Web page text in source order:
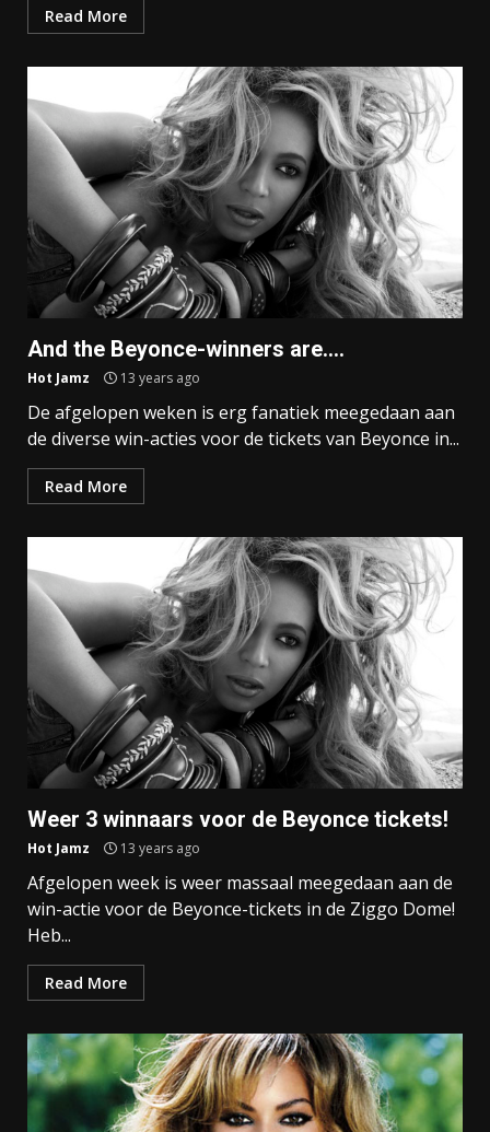
Read More
And the Beyonce-winners are….
Hot Jamz 13 years ago
De afgelopen weken is erg fanatiek meegedaan aan
de diverse win-acties voor de tickets van Beyonce in...
Read More
Weer 3 winnaars voor de Beyonce tickets!
Hot Jamz 13 years ago
Afgelopen week is weer massaal meegedaan aan de
win-actie voor de Beyonce-tickets in de Ziggo Dome!
Heb...
Read More